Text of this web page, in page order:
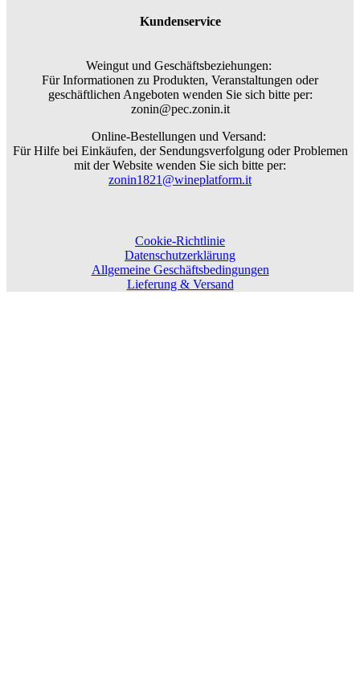
Kundenservice
Weingut und Geschäftsbeziehungen:
Für Informationen zu Produkten, Veranstaltungen oder
geschäftlichen Angeboten wenden Sie sich bitte per:
zonin@pec.zonin.it
Online-Bestellungen und Versand:
Für Hilfe bei Einkäufen, der Sendungsverfolgung oder Problemen
mit der Website wenden Sie sich bitte per:
zonin1821@wineplatform.it
Cookie-Richtlinie
Datenschutzerklärung
Allgemeine Geschäftsbedingungen
Lieferung & Versand